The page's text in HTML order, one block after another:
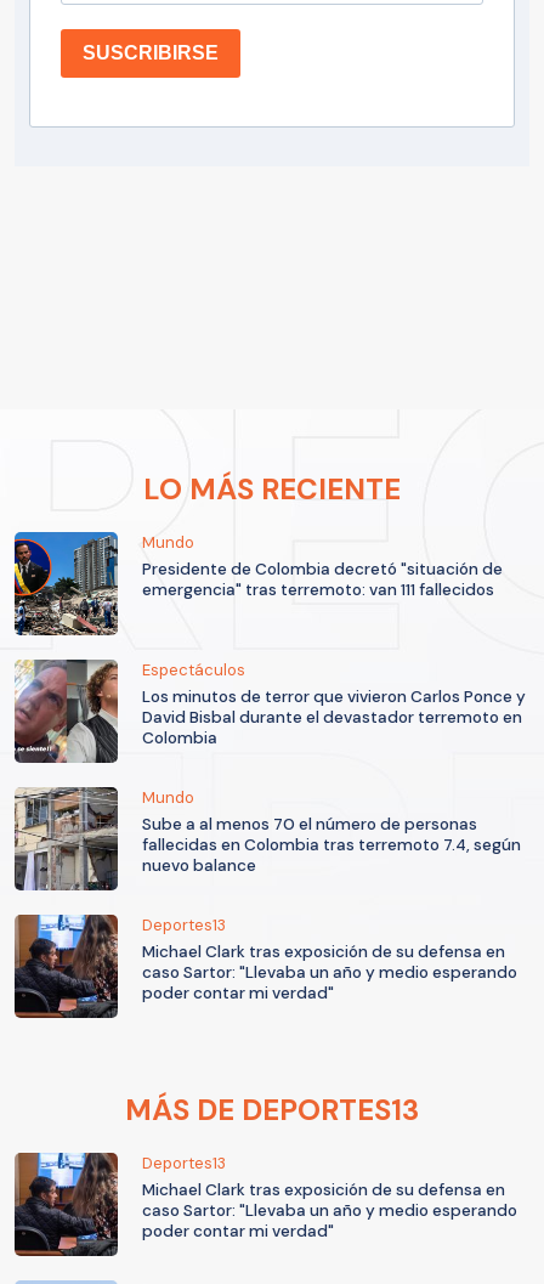
SUSCRIBIRSE
LO MÁS RECIENTE
Mundo
Presidente de Colombia decretó "situación de
emergencia" tras terremoto: van 111 fallecidos
Espectáculos
Los minutos de terror que vivieron Carlos Ponce y
David Bisbal durante el devastador terremoto en
Colombia
Mundo
Sube a al menos 70 el número de personas
fallecidas en Colombia tras terremoto 7.4, según
nuevo balance
Deportes13
Michael Clark tras exposición de su defensa en
caso Sartor: "Llevaba un año y medio esperando
poder contar mi verdad"
MÁS DE DEPORTES13
Deportes13
Michael Clark tras exposición de su defensa en
caso Sartor: "Llevaba un año y medio esperando
poder contar mi verdad"